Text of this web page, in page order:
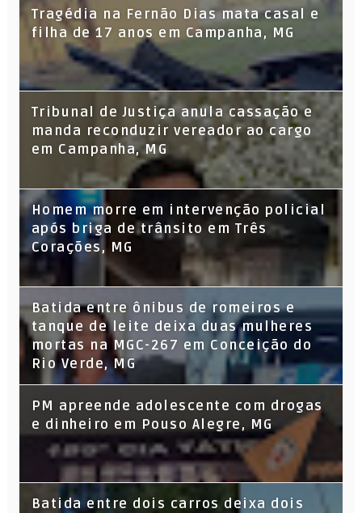
Tragédia na Fernão Dias mata casal e
filha de 17 anos em Campanha, MG
Tribunal de Justiça anula cassação e
manda reconduzir vereador ao cargo
em Campanha, MG
Homem morre em intervenção policial
após briga de trânsito em Três
Corações, MG
Batida entre ônibus de romeiros e
tanque de leite deixa duas mulheres
mortas na MGC-267 em Conceição do
Rio Verde, MG
PM apreende adolescente com drogas
e dinheiro em Pouso Alegre, MG
Batida entre dois carros deixa dois